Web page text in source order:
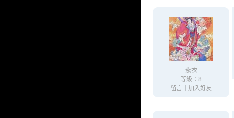
紫衣
等級：8
留言｜ 加入好友